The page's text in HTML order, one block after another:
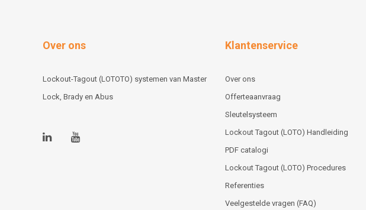
Over ons
Lockout-Tagout (LOTOTO) systemen van Master
Lock, Brady en Abus
Klantenservice
Over ons
Offerteaanvraag
Sleutelsysteem
Lockout Tagout (LOTO) Handleiding
PDF catalogi
Lockout Tagout (LOTO) Procedures
Referenties
Veelgestelde vragen (FAQ)